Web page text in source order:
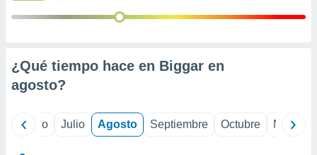
de
1199
¿Qué tiempo hace en Biggar en
agosto?
Junio Julio Agosto Septiembre Octubre